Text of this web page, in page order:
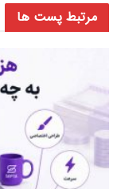
مرتبط پست ها